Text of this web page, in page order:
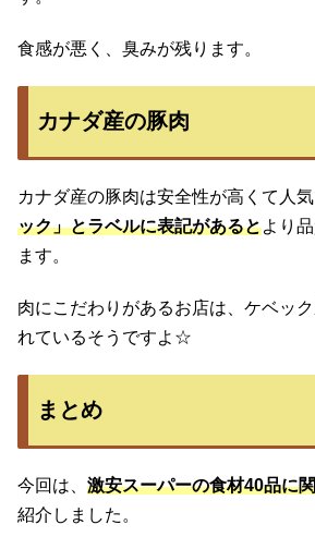
食感が悪く、臭みが残ります。
カナダ産の豚肉
カナダ産の豚肉は安全性が高くて人
ック」とラベルに表記があるとより
ます。
肉にこだわりがあるお店は、ケベッ
れているそうですよ☆
まとめ
今回は、 激安スーパーの食材40品に
紹介しました。